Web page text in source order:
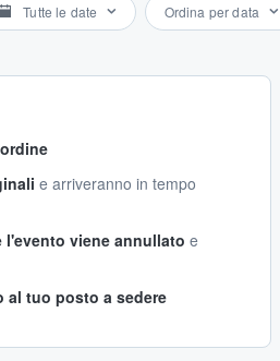
Tutte le date Ordina per data
e arriveranno in tempo
l'evento viene annullato e
al tuo posto a sedere